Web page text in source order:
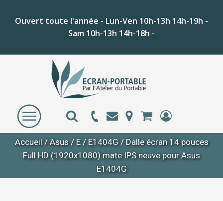
Ouvert toute l'année - Lun-Ven 10h-13h 14h-19h -
Sam 10h-13h 14h-18h -
Accueil/ Asus/ E/ E1404G/ Dalle écran 14 pouces
Full HD (1920x1080) mate IPS neuve pour Asus
E1404G